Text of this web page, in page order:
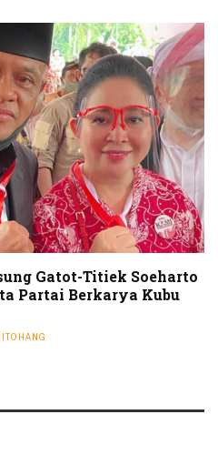
Gatot-Titiek Soeharto
Partai Berkarya Kubu